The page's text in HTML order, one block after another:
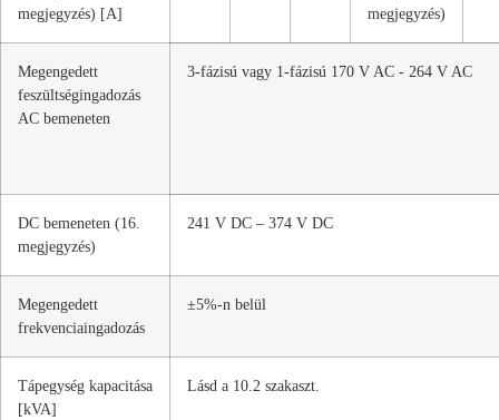
megjegyzés) [A]
megjegyzés)
Megengedett
feszültségingadozás
AC bemeneten
3-fázisú vagy 1-fázisú 170 V AC - 264 V AC
DC bemeneten (16.
megjegyzés)
241 V DC – 374 V DC
Megengedett
frekvenciaingadozás
±5%-n belül
Tápegység kapacitása
[kVA]
Lásd a 10.2 szakaszt.